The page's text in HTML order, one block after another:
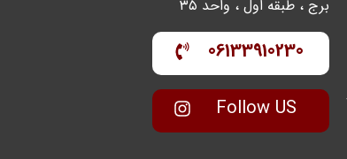
برج ، طبقه اول ، واحد ۳۵
06133910230
Follow US